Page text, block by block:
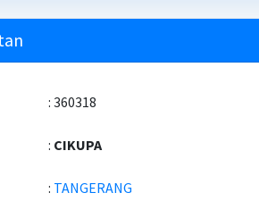
: 360318
: CIKUPA
: TANGERANG